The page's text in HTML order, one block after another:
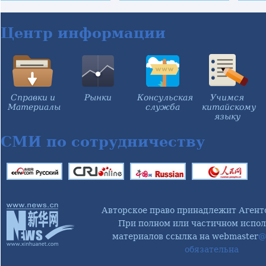
полковника
реализации
результатов
саммита Форума
по китайско-
африканскому
сотрудничеству
Центр информации
Справки и
Материалы
Рынки
Консульская
служба
Учимся
китайскому
языку
СМИ по сотрудничеству
Авторское право принадлежит
При полном или частичном
материалов ссылка на webmaster
обязательна